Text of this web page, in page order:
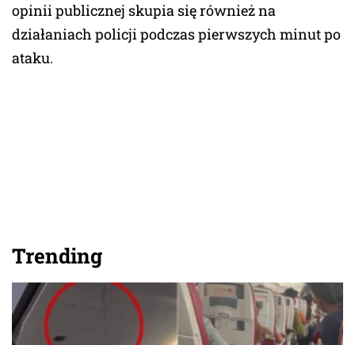
opinii publicznej skupia się również na
działaniach policji podczas pierwszych minut po
ataku.
Trending